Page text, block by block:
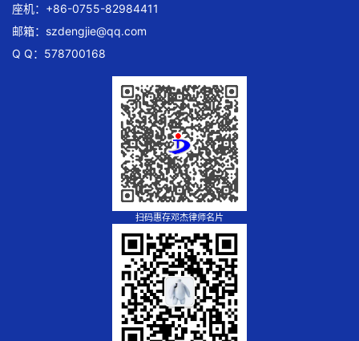
座机：+86-0755-82984411
邮箱： szdengjie@qq.com
Q Q：578700168
扫码惠存邓杰律师名片